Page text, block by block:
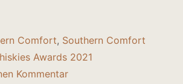
Comfort, Southern Comfort
Awards 2021
Kommentar